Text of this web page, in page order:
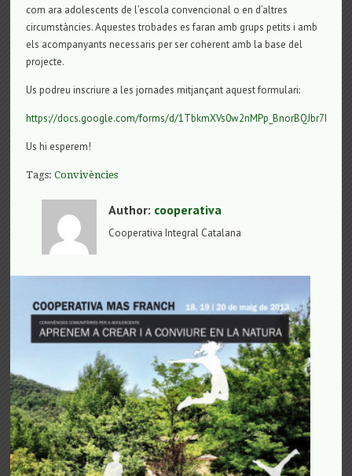
com ara adolescents de l’escola convencional o en d’altres
circumstàncies. Aquestes trobades es faran amb grups petits i amb
els acompanyants necessaris per ser coherent amb la base del
projecte.
Us podreu inscriure a les jornades mitjançant aquest formulari:
https://docs.google.com/forms/d/
Us hi esperem!
Tags:Convivències
Author: cooperativa
Cooperativa Integral Catalana